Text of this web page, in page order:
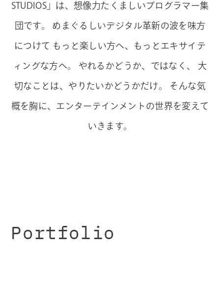
STUDIOS」は、想像力たくましいプログラマー集
団です。 めまぐるしいデジタル革新の波を味方
につけて もっと楽しい方へ、もっとエキサイテ
ィングな方へ。 やれるかどうか、ではなく、 大
切なことは、やりたいかどうかだけ。 そんな気
概を胸に、エンターテインメントの世界を変えて
いきます。
Portfolio